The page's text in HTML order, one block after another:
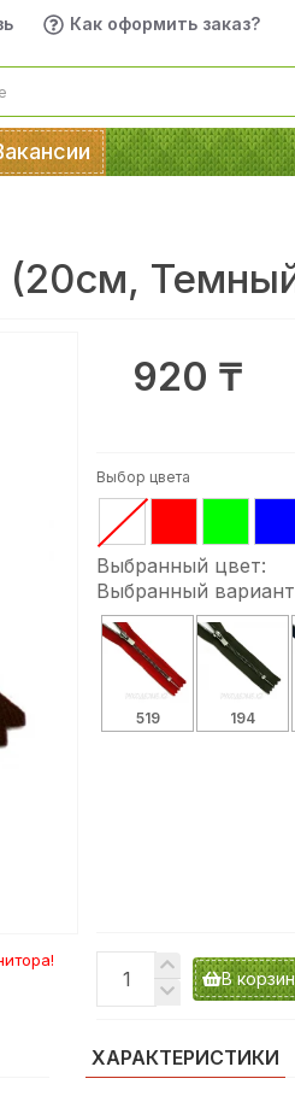
Как оформить заказ?
ХАРАКТЕРИСТИКИ
920 ₸
Выбор цвета
Выбранный цвет:
Выбранный
519 194
В